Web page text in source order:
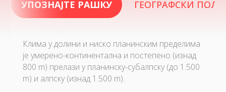
УПОЗНАЈТЕ РАШКУ ГЕОГРАФСКИ
Клима у долини и ниско планинским пределима
је умерено-континентална и постепено (изнад
800 m) прелази у планинску-субалпску (до 1.500
m) и алпску (изнад 1.500 m).